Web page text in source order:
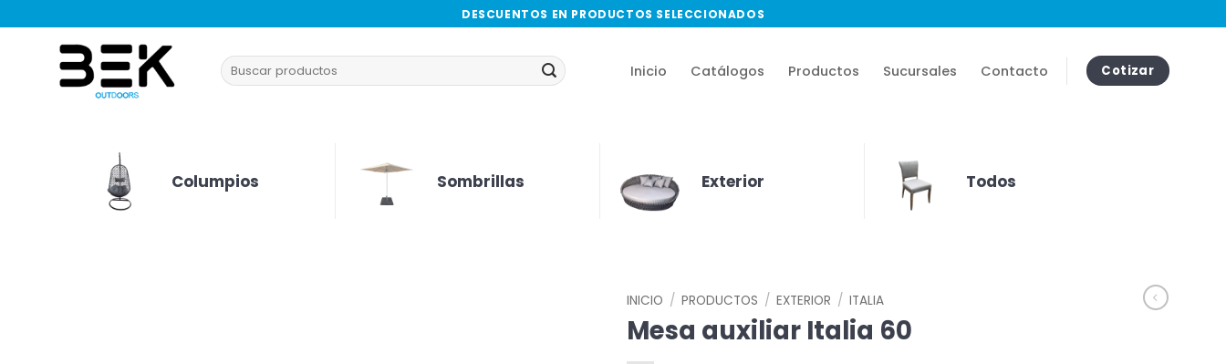
al
contenido
DESCUENTOS EN PRODUCTOS SELECCIONADOS
Buscar
por:
Inicio Catálogos Productos Sucursales Contacto Cotizar
Columpios Sombrillas Exterior Todos
INICIO / PRODUCTOS / EXTERIOR / ITALIA
Mesa auxiliar Italia 60